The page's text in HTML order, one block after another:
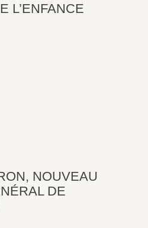
L’ENFANCE
NOUVEAU
DE